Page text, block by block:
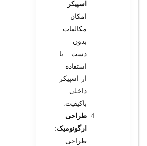
اسپیکر :
امکان
مکالمات
بدون
دست با
استفاده
از اسپیکر
داخلی
باکیفیت.
طراحی
ارگونومیک:
طراحی